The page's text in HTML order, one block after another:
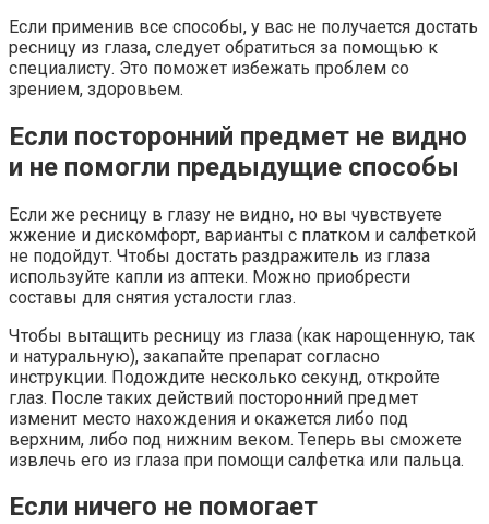
Если применив все способы, у вас не получается достать
ресницу из глаза, следует обратиться за помощью к
специалисту. Это поможет избежать проблем со
зрением, здоровьем.
Если посторонний предмет не видно
и не помогли предыдущие способы
Если же ресницу в глазу не видно, но вы чувствуете
жжение и дискомфорт, варианты с платком и салфеткой
не подойдут. Чтобы достать раздражитель из глаза
используйте капли из аптеки. Можно приобрести
составы для снятия усталости глаз.
Чтобы вытащить ресницу из глаза (как нарощенную, так
и натуральную), закапайте препарат согласно
инструкции. Подождите несколько секунд, откройте
глаз. После таких действий посторонний предмет
изменит место нахождения и окажется либо под
верхним, либо под нижним веком. Теперь вы сможете
извлечь его из глаза при помощи салфетка или пальца.
Если ничего не помогает